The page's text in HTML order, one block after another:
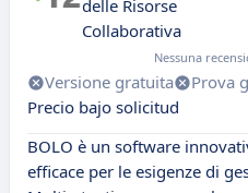
delle Risorse
Collaborativa
Nessuna
Versione gratuita Prova
Precio bajo solicitud
BOLO è un software
efficace per le esigenze di